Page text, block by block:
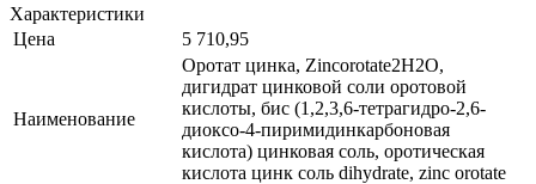
Характеристики
Цена
5 710,95
Наименование
Оротат цинка, Zincorotate2H2O,
дигидрат цинковой соли оротовой
кислоты, бис (1,2,3,6-тетрагидро-2,6-
диоксо-4-пиримидинкарбоновая
кислота) цинковая соль, оротическая
кислота цинк соль dihydrate, zinc orotate